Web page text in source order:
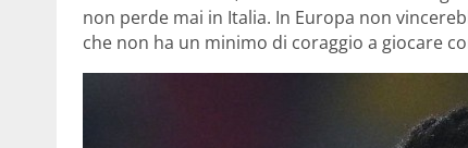
non perde mai in Italia. In Europa non
che non ha un minimo di coraggio a giocare